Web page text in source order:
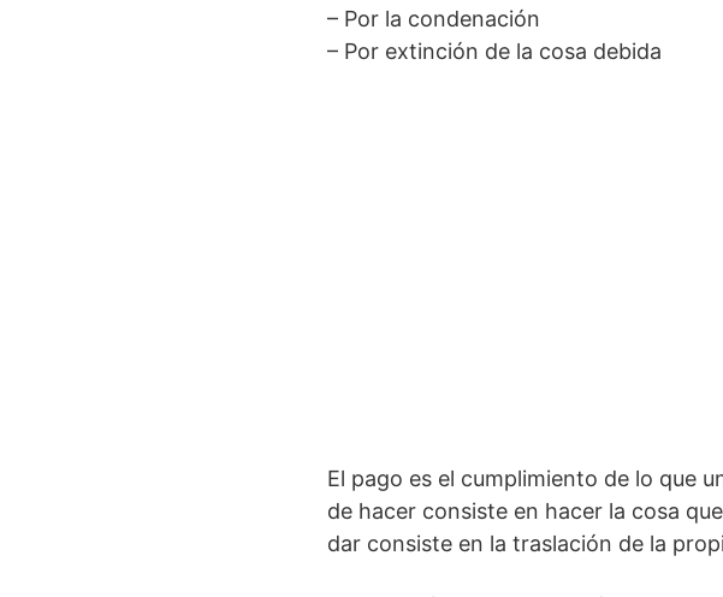
– Por la condenación
– Por extinción de la cosa debida
El pago es el cumplimiento de lo que
de hacer consiste en hacer la cosa
dar consiste en la traslación de la